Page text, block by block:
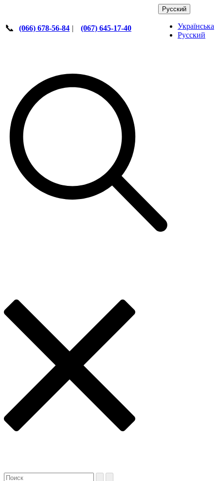
📞 (066) 678-56-84 | (067) 645-17-40
Русский
Українська
Русский